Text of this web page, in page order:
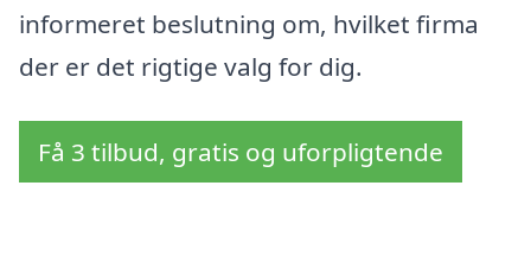
informeret beslutning om, hvilket firma
der er det rigtige valg for dig.
Få 3 tilbud, gratis og uforpligtende